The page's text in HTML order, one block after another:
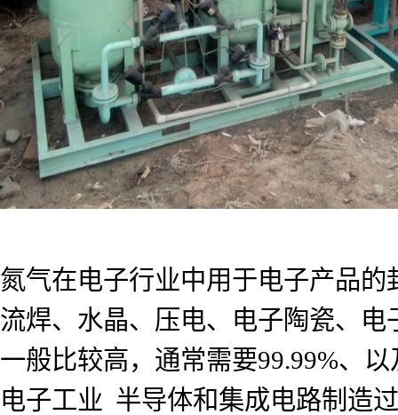
氮气在电子行业中用于电子产品
流焊、水晶、压电、电子陶瓷、
一般比较高，通常需要99.99%、
电子工业 半导体和集成电路制造